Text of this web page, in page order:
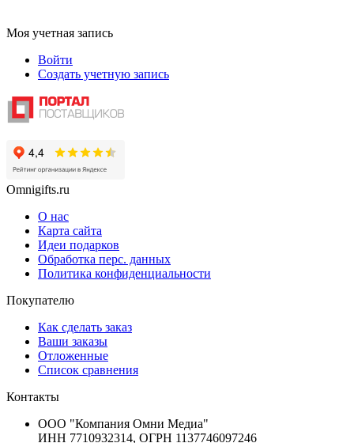
Моя учетная запись
Войти
Создать учетную запись
Omnigifts.ru
О нас
Карта сайта
Идеи подарков
Обработка перс. данных
Политика конфиденциальности
Покупателю
Как сделать заказ
Ваши заказы
Отложенные
Список сравнения
Контакты
ООО "Компания Омни Медиа"
ИНН 7710932314, ОГРН 1137746097246